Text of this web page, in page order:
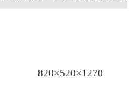
820×520×1270